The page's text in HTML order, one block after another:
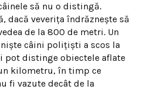
să nu o distingă.
dacă veveriţa îndrăzneşte să
de la 800 de metri. Un
câini poliţişti a scos la
pot distinge obiectele aflate
kilometru, în timp ce
fi vazute decât de la